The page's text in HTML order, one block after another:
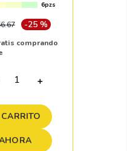
6pzs
.67 -25 %
comprando
＋